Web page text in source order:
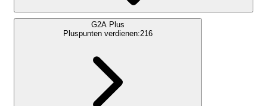
G2A Plus
Pluspunten verdienen:216